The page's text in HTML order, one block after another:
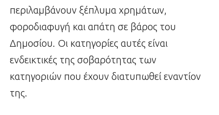
περιλαμβάνουν ξέπλυμα χρημάτων,
φοροδιαφυγή και απάτη σε βάρος του
Δημοσίου. Οι κατηγορίες αυτές είναι
ενδεικτικές της σοβαρότητας των
κατηγοριών που έχουν διατυπωθεί εναντίον
της.